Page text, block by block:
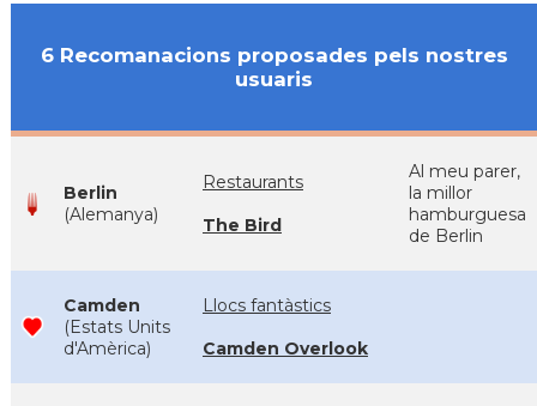
6 Recomanacions proposades pels nostres
usuaris
Berlin
(Alemanya)
Restaurants
The Bird
Al meu parer,
la millor
hamburguesa
de Berlin
Camden
(Estats Units
d'Amèrica)
Llocs fantàstics
Camden Overlook